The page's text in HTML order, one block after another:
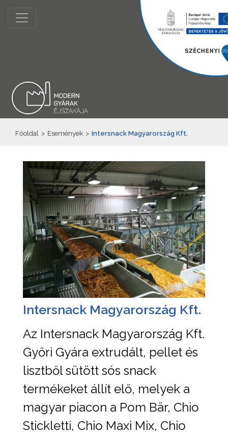
Főoldal > Események > Intersnack Magyarország Kft.
Intersnack Magyarország Kft.
Az Intersnack Magyarország Kft.
Győri Gyára extrudált, pellet és
lisztből sütött sós snack
termékeket állít elő, melyek a
magyar piacon a Pom Bär, Chio
Stickletti, Chio Maxi Mix, Chio